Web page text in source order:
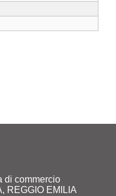
di commercio
REGGIO EMILIA